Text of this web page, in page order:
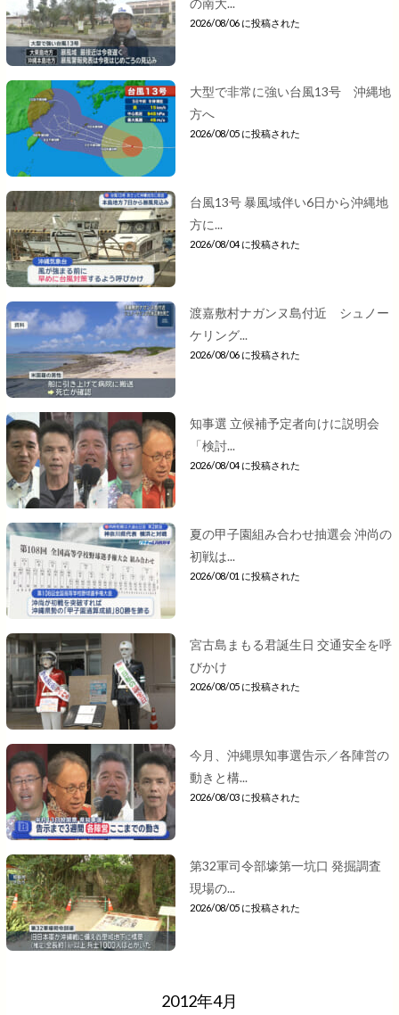
2026/08/06 に投稿された
大型で非常に強い台風13号 沖縄地
方へ
2026/08/05 に投稿された
台風13号 暴風域伴い6日から沖縄地
方に...
2026/08/04 に投稿された
渡嘉敷村ナガンヌ島付近 シュノー
ケリング...
2026/08/06 に投稿された
知事選 立候補予定者向けに説明会
「検討...
2026/08/04 に投稿された
夏の甲子園組み合わせ抽選会 沖尚の
初戦は...
2026/08/01 に投稿された
宮古島まもる君誕生日 交通安全を呼
びかけ
2026/08/05 に投稿された
今月、沖縄県知事選告示／各陣営の
動きと構...
2026/08/03 に投稿された
第32軍司令部壕第一坑口 発掘調査
現場の...
2026/08/05 に投稿された
2012年4月